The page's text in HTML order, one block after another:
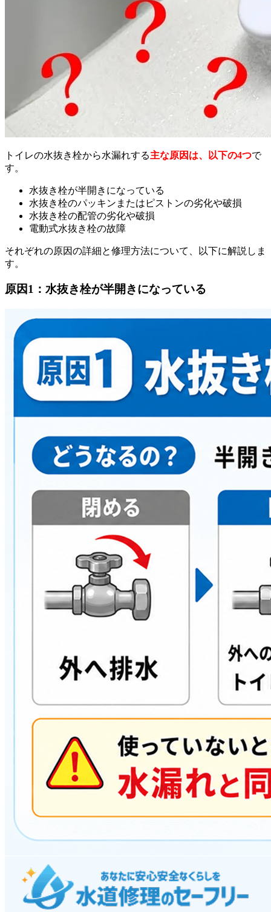
トイレの水抜き栓から水漏れする主な原因は、以下の4つで
す。
水抜き栓が半開きになっている
水抜き栓のパッキンまたはピストンの劣化や破損
水抜き栓の配管の劣化や破損
電動式水抜き栓の故障
それぞれの原因の詳細と修理方法について、以下に解説しま
す。
原因1：水抜き栓が半開きになっている